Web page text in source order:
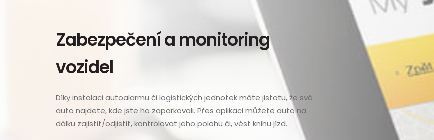
Zabezpečení a monitoring
vozidel
Díky instalaci autoalarmu či logistických jednotek máte jistotu, že své
auto najdete, kde jste ho zaparkovali. Přes aplikaci můžete auto na
dálku zajistit/odjistit, kontrolovat jeho polohu či, vést knihu jízd.